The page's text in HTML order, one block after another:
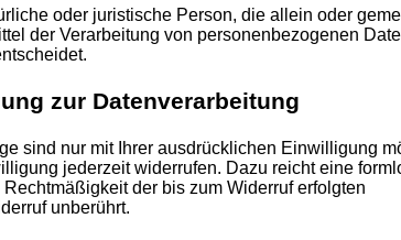
oder juristische Person, die allein oder
der Verarbeitung von personenbezogenen
zur Datenverarbeitung
sind nur mit Ihrer ausdrücklichen Einwilligung
jederzeit widerrufen. Dazu reicht eine
der bis zum Widerruf erfolgten
unberührt.